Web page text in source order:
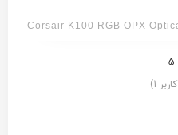
Corsair K100 RGB OPX
5
1
)